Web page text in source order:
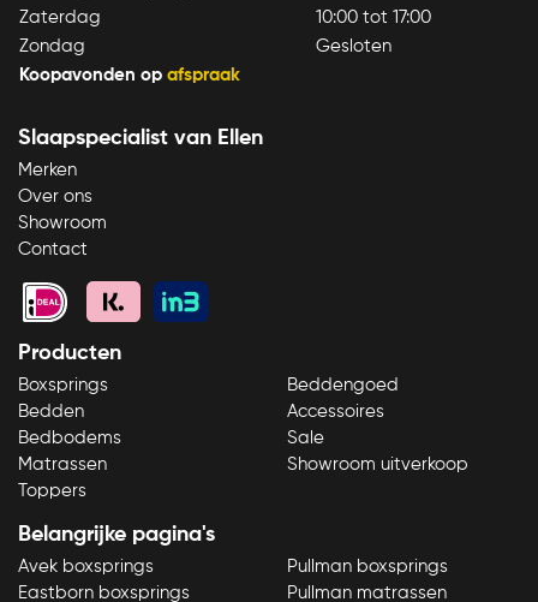
Zaterdag
10:00 tot 17:00
Zondag
Gesloten
Koopavonden op afspraak
Slaapspecialist van Ellen
Merken
Over ons
Showroom
Contact
Producten
Boxsprings
Bedden
Bedbodems
Matrassen
Toppers
Beddengoed
Accessoires
Sale
Showroom uitverkoop
Belangrijke pagina's
Avek boxsprings
Eastborn boxsprings
Pullman boxsprings
Pullman matrassen